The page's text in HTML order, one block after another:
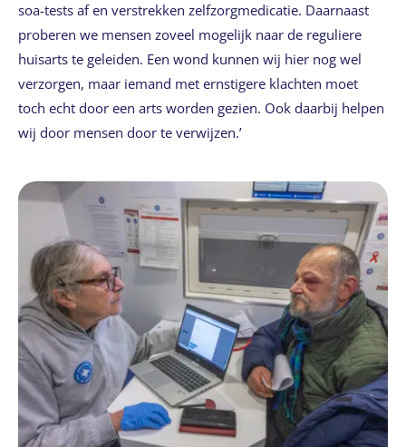
soa-tests af en verstrekken zelfzorgmedicatie. Daarnaast
proberen we mensen zoveel mogelijk naar de reguliere
huisarts te geleiden. Een wond kunnen wij hier nog wel
verzorgen, maar iemand met ernstigere klachten moet
toch echt door een arts worden gezien. Ook daarbij helpen
wij door mensen door te verwijzen.’